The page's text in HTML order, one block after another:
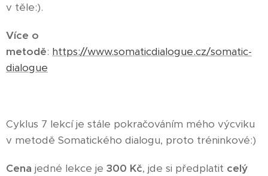
v těle:).
Více o
metodě: https://www.somaticdialogue.cz/somatic-
dialogue
Cyklus 7 lekcí je stále pokračováním mého výcviku
v metodě Somatického dialogu, proto tréninkové:)
Cena jedné lekce je 300 Kč, jde si předplatit celý